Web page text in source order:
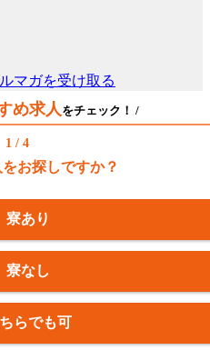
め求人をチェック！ /
1 / 4
お探しですか？
寮あり
寮なし
らでも可